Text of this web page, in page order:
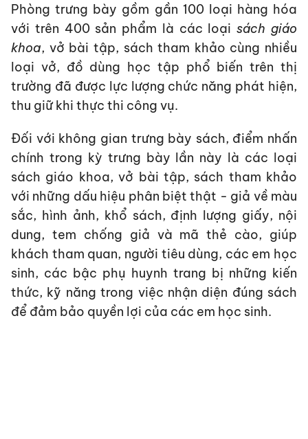
Phòng trưng bày gồm gần 100 loại hàng hóa
với trên 400 sản phẩm là các loạisách giáo
khoa, vở bài tập, sách tham khảo cùng nhiều
loại vở, đồ dùng học tập phổ biến trên thị
trường đã được lực lượng chức năng phát hiện,
thu giữ khi thực thi công vụ.
Đối với không gian trưng bày sách, điểm nhấn
chính trong kỳ trưng bày lần này là các loại
sách giáo khoa, vở bài tập, sách tham khảo
với những dấu hiệu phân biệt thật - giả về màu
sắc, hình ảnh, khổ sách, định lượng giấy, nội
dung, tem chống giả và mã thẻ cào, giúp
khách tham quan, người tiêu dùng, các em học
sinh, các bậc phụ huynh trang bị những kiến
thức, kỹ năng trong việc nhận diện đúng sách
để đảm bảo quyền lợi của các em học sinh.